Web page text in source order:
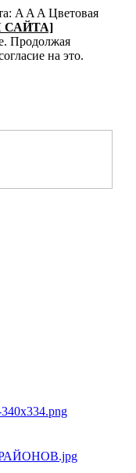
A A A Цветовая
САЙТА]
Продолжая
на это.